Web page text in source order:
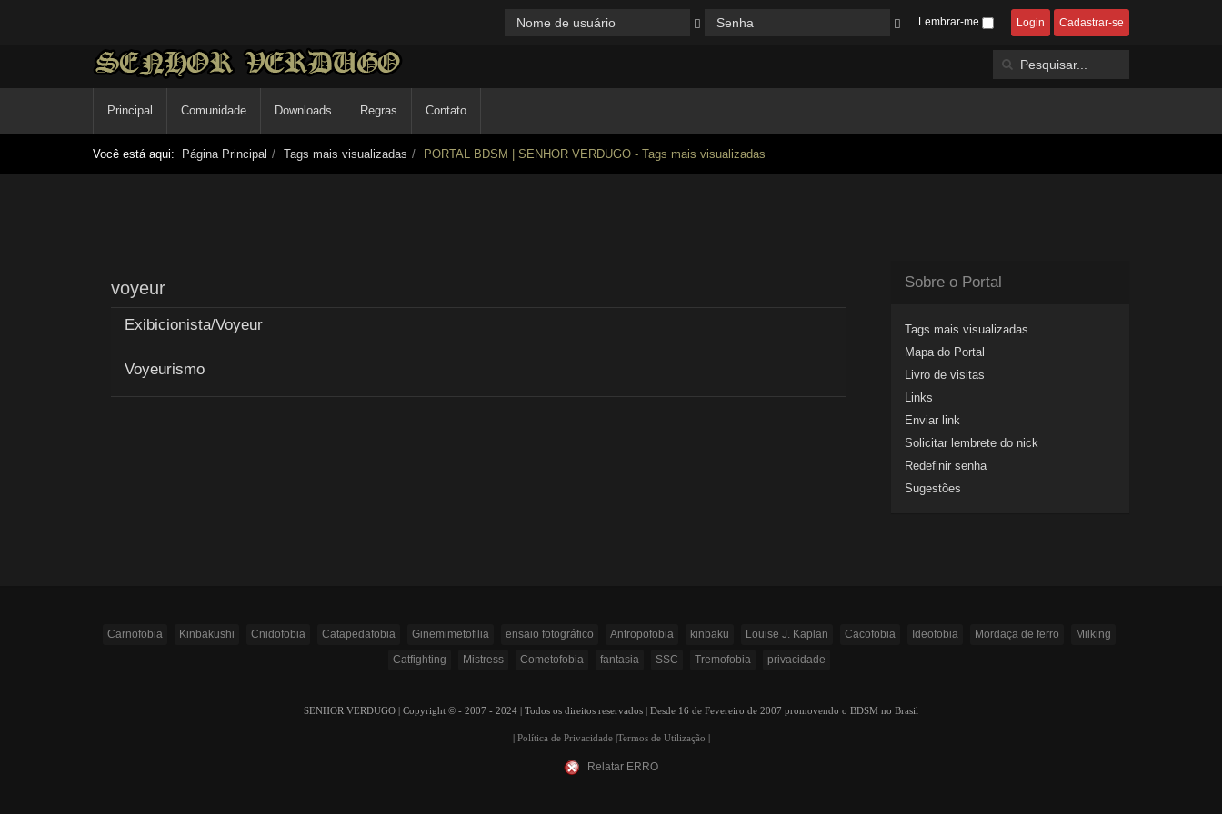
Lembrar-me Login Cadastrar-se
Principal Comunidade Downloads Regras Contato
Você está aqui: Página Principal Tags mais visualizadas PORTAL BDSM | SENHOR VERDUGO - Tags mais visualizadas
voyeur
Exibicionista/Voyeur
Voyeurismo
Sobre o Portal
Tags mais visualizadas
Mapa do Portal
Livro de visitas
Links
Enviar link
Solicitar lembrete do nick
Redefinir senha
Sugestões
Carnofobia Kinbakushi Cnidofobia Catapedafobia Ginemimetofilia ensaio fotográfico Antropofobia kinbaku Louise J. Kaplan Cacofobia Ideofobia Mordaça de ferro
Milking
Catfighting
Mistress Cometofobia fantasia SSC Tremofobia privacidade
SENHOR VERDUGO | Copyright © - 2007 - 2024 | Todos os direitos reservados | Desde 16 de Fevereiro de 2007 promovendo o BDSM no Brasil
Política de Privacidade| Termos de Utilização
Relatar ERRO